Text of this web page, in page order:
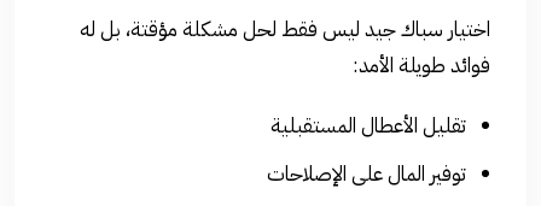
اختيار سباك جيد ليس فقط لحل مشكلة مؤقتة، بل له
فوائد طويلة الأمد:
تقليل الأعطال المستقبلية
توفير المال على الإصلاحات